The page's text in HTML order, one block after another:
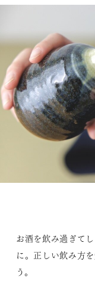
お酒を飲み過ぎて
に。正しい飲み方
う。